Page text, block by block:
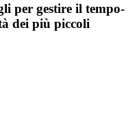
per gestire il tempo-
dei più piccoli